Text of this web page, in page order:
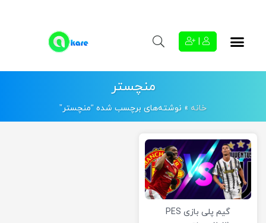
منچستر
خانه » نوشته‌های برچسب شده “منچستر”
گیم پلی بازی PES